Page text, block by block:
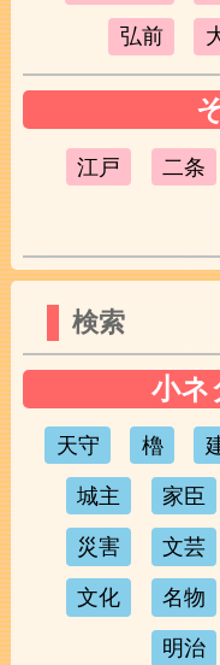
弘前
江戸 二条
検索
小ネ
天守 櫓
城主 家臣
災害 文芸
文化 名物
明治